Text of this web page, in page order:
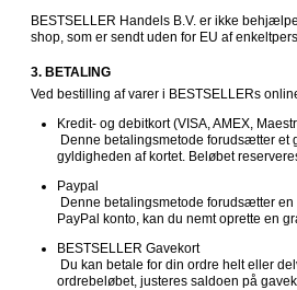
BESTSELLER Handels B.V. er ikke
shop, som er sendt uden for EU af
3. BETALING
Ved bestilling af varer i BESTSELLERs
Kredit- og debitkort (VISA, AMEX,
gyldigheden af kortet. Beløbet
Paypal
PayPal konto, kan du nemt oprette en
BESTSELLER Gavekort
ordrebeløbet, justeres saldoen på